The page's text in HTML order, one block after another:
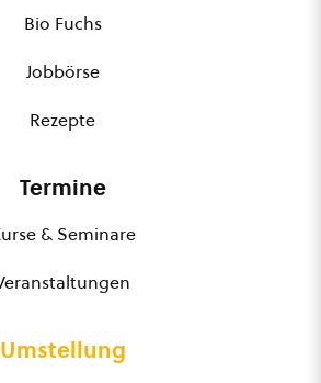
Bio Fuchs
Jobbörse
Rezepte
Termine
& Seminare
Umstellung